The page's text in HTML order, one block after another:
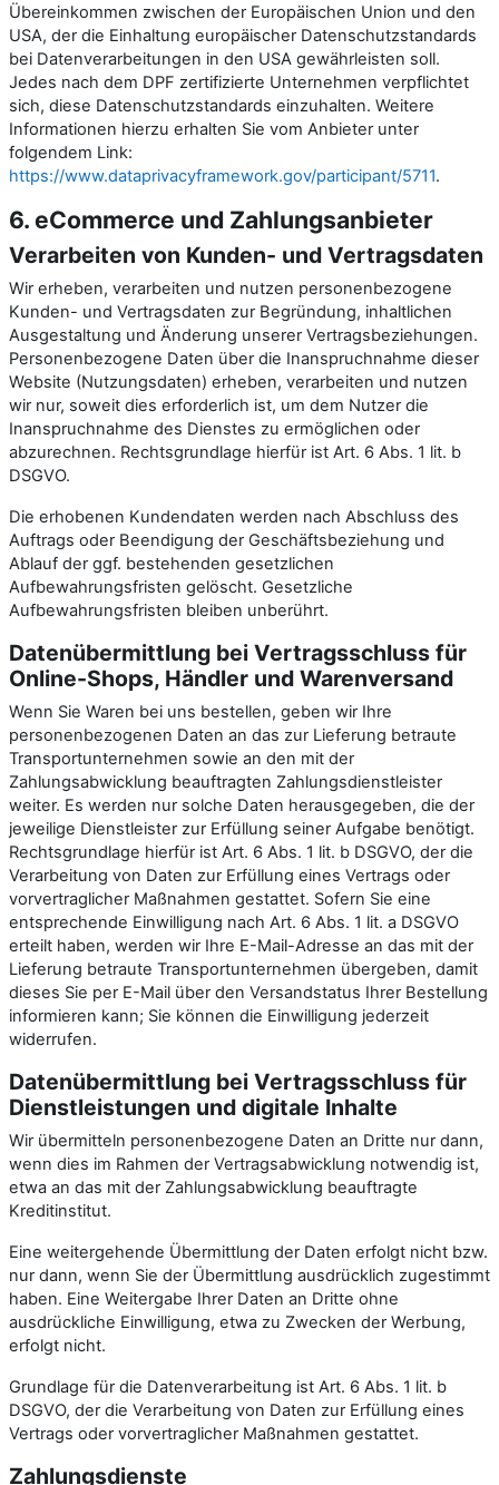
Übereinkommen zwischen der Europäischen Union und den
USA, der die Einhaltung europäischer Datenschutzstandards
bei Datenverarbeitungen in den USA gewährleisten soll.
Jedes nach dem DPF zertifizierte Unternehmen verpflichtet
sich, diese Datenschutzstandards einzuhalten. Weitere
Informationen hierzu erhalten Sie vom Anbieter unter
folgendem Link:
https://www.dataprivacyframework.gov/participant/5711.
6. eCommerce und Zahlungs­anbieter
Verarbeiten von Kunden- und Vertragsdaten
Wir erheben, verarbeiten und nutzen personenbezogene
Kunden- und Vertragsdaten zur Begründung, inhaltlichen
Ausgestaltung und Änderung unserer Vertragsbeziehungen.
Personenbezogene Daten über die Inanspruchnahme dieser
Website (Nutzungsdaten) erheben, verarbeiten und nutzen
wir nur, soweit dies erforderlich ist, um dem Nutzer die
Inanspruchnahme des Dienstes zu ermöglichen oder
abzurechnen. Rechtsgrundlage hierfür ist Art. 6 Abs. 1 lit. b
DSGVO.
Die erhobenen Kundendaten werden nach Abschluss des
Auftrags oder Beendigung der Geschäftsbeziehung und
Ablauf der ggf. bestehenden gesetzlichen
Aufbewahrungsfristen gelöscht. Gesetzliche
Aufbewahrungsfristen bleiben unberührt.
Daten­übermittlung bei Vertragsschluss für
Online-Shops, Händler und Warenversand
Wenn Sie Waren bei uns bestellen, geben wir Ihre
personenbezogenen Daten an das zur Lieferung betraute
Transportunternehmen sowie an den mit der
Zahlungsabwicklung beauftragten Zahlungsdienstleister
weiter. Es werden nur solche Daten herausgegeben, die der
jeweilige Dienstleister zur Erfüllung seiner Aufgabe benötigt.
Rechtsgrundlage hierfür ist Art. 6 Abs. 1 lit. b DSGVO, der die
Verarbeitung von Daten zur Erfüllung eines Vertrags oder
vorvertraglicher Maßnahmen gestattet. Sofern Sie eine
entsprechende Einwilligung nach Art. 6 Abs. 1 lit. a DSGVO
erteilt haben, werden wir Ihre E-Mail-Adresse an das mit der
Lieferung betraute Transportunternehmen übergeben, damit
dieses Sie per E-Mail über den Versandstatus Ihrer Bestellung
informieren kann; Sie können die Einwilligung jederzeit
widerrufen.
Daten­übermittlung bei Vertragsschluss für
Dienstleistungen und digitale Inhalte
Wir übermitteln personenbezogene Daten an Dritte nur dann,
wenn dies im Rahmen der Vertragsabwicklung notwendig ist,
etwa an das mit der Zahlungsabwicklung beauftragte
Kreditinstitut.
Eine weitergehende Übermittlung der Daten erfolgt nicht bzw.
nur dann, wenn Sie der Übermittlung ausdrücklich zugestimmt
haben. Eine Weitergabe Ihrer Daten an Dritte ohne
ausdrückliche Einwilligung, etwa zu Zwecken der Werbung,
erfolgt nicht.
Grundlage für die Datenverarbeitung ist Art. 6 Abs. 1 lit. b
DSGVO, der die Verarbeitung von Daten zur Erfüllung eines
Vertrags oder vorvertraglicher Maßnahmen gestattet.
Zahlungsdienste